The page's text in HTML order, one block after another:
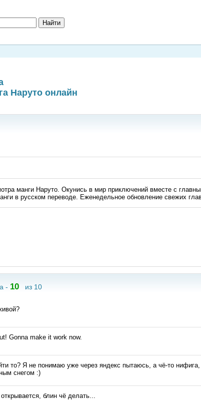
Наруто онлайн
манги Наруто. Окунись в мир приключений вместе с
в русском переводе. Еженедельное обновление свежих
- 10 из 10
Gonna make it work now.
то? Я не понимаю уже через яндекс пытаюсь, а чё-то нифига,
снегом :)
блин чё делать...